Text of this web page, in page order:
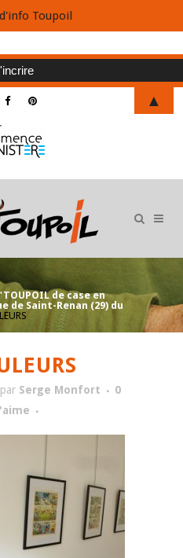
de case en
de Saint-Renan (29) du
par Serge Monfort
0
Toupoil
▲